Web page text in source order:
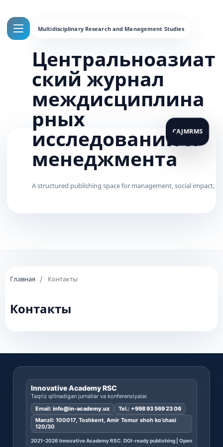
Центральноазиат
ский журнал
междисциплина
рных
исследований и
менеджмента
Главная / Контакты
Контакты
Innovative Academy RSC
Taqriz qilinadigan jurnallar va konferensiyalar.
Email: info@in-academy.uz Tel.: +998 93 569 23 06
Manzil: 100017, Toshkent, Amir Temur shoh ko’chasi
120/30
2021-2026 Innovative Academy RSC. DOI-ready publishing | Open